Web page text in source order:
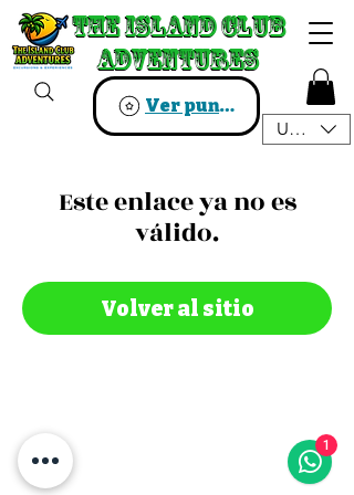
The Island Club
Adventures
The Island Club
Adventures
Ver puntos
USD ($)
Este enlace ya no es
válido.
Volver al sitio
1